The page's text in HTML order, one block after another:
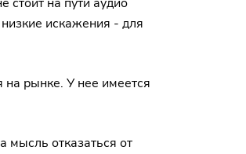
искажения - для
на рынке. У нее имеется
мысль отказаться от